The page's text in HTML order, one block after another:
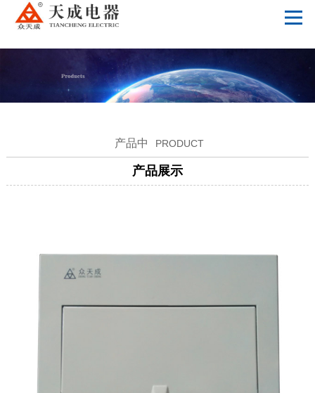
万搏体育
产品中 PRODUCT
产品展示